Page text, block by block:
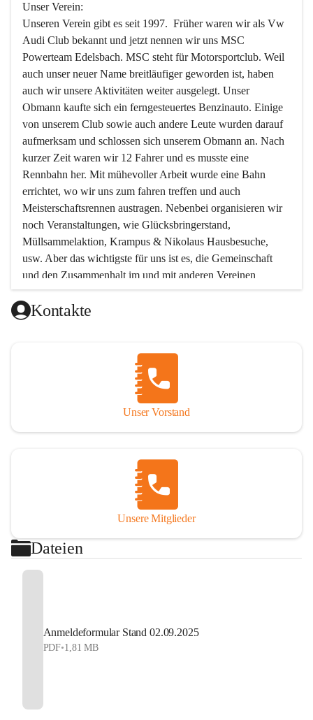
Unser Verein:
Unseren Verein gibt es seit 1997.  Früher waren wir als Vw
Audi Club bekannt und jetzt nennen wir uns MSC
Powerteam Edelsbach. MSC steht für Motorsportclub. Weil
auch unser neuer Name breitläufiger geworden ist, haben
auch wir unsere Aktivitäten weiter ausgelegt. Unser
Obmann kaufte sich ein ferngesteuertes Benzinauto. Einige
von unserem Club sowie auch andere Leute wurden darauf
aufmerksam und schlossen sich unserem Obmann an. Nach
kurzer Zeit waren wir 12 Fahrer und es musste eine
Rennbahn her. Mit mühevoller Arbeit wurde eine Bahn
errichtet, wo wir uns zum fahren treffen und auch
Meisterschaftsrennen austragen. Nebenbei organisieren wir
noch Veranstaltungen, wie Glücksbringerstand,
Müllsammelaktion, Krampus & Nikolaus Hausbesuche,
usw. Aber das wichtigste für uns ist es, die Gemeinschaft
und den Zusammenhalt im und mit anderen Vereinen
aufrecht zu erhalten!!! Möchtest Du uns kennen lernen, oder
unserem Verein beitreten wollen, so melde Dich bei uns !
Unterstützendes Mitglied Eur 12.-
Beinhaltet: Einladung zur Jahreshauptversammlung
Aktives Mitglied Jugend Eur 30.-
Jahreshauptversammlung und zu allen Aktivitäten
und Feiern, Mitarbeit bei den Veranstaltungen, uvm.
Aktives Mitglied Erwachsen Eur 40.-
Beinhaltet: Volles Mitglied, Einladung zur
Jahreshauptversammlung und zu allen Aktivitäten
und Feiern, Mitarbeit bei den Veranstaltungen, uvm.
Modellautobahn, Fahrerlizenz beim ÖFMAV,
Veranstaltungen, uvm.
Kontakte
Unser Vorstand
Unsere Mitglieder
Dateien
Anmeldeformular Stand 02.09.2025
PDF•1,81 MB